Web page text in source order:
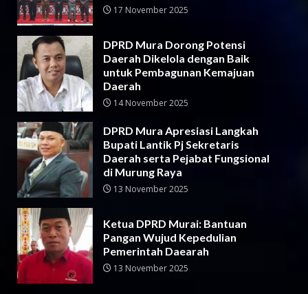
17 November 2025
DPRD Mura Dorong Potensi
Daerah Dikelola dengan Baik
untuk Pembagunan Kemajuan
Daerah
14 November 2025
DPRD Mura Apresiasi Langkah
Bupati Lantik Pj Sekretaris
Daerah serta Pejabat Fungsional
di Murung Raya
13 November 2025
Ketua DPRD Murai: Bantuan
Pangan Wujud Kepedulian
Pemerintah Daearah
13 November 2025